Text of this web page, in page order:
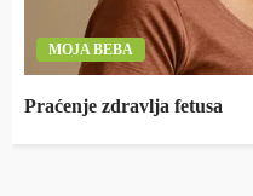
MOJA BEBA
Praćenje zdravlja fetusa